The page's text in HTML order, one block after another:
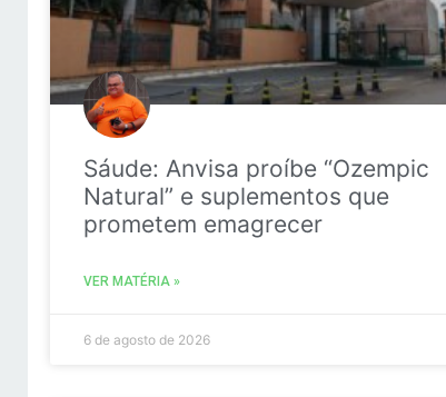
Sáude: Anvisa proíbe “Ozempic
Natural” e suplementos que
prometem emagrecer
VER MATÉRIA »
6 de agosto de 2026